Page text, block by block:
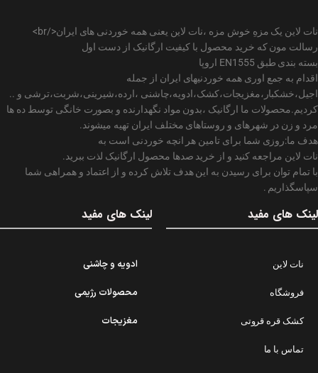
نات لاین یک مزهِ خوش مزه ،نات لاین یعنی همه خوردنی های ایران</br>
رسالت مون که خرید محصول با کیفیت ارگانیک از دست اول
بسته بندی طبق EN1555 اروپا
اقدام به جمع اوری همه خوردنیهای ایران از جمله
اجیل،خشکبار،مغزیجات،کشک،ادویه،چاشنی ،ارده،شیرینی،شربت،ترشی و ..
کردیم.محصولات ما ارگانیک ،بدون مواد نگهدارنده و بصورت خانگی توسط ده ها
مرد و زن در شهرهای و روستاهای مختلف ایران تهیه میشوند.
هدف ما:روزی شما برای تامین هر انچه خوردنی است به
نات لاین مراجعه کنید و از خرید صدها محصول ارگانیک لذت ببرید.
با تمام توان برای رسیدن به این هدف تلاش کرده و از اعتماد و همراهی شما
سپاسگذاریم .
لینک های مفید
نات لاین
فروشگاه
کشک قره قروتی
تماس با ما
لینک های مفید
ادویه و چاشنی
محصولات رژیمی
مغزیجات